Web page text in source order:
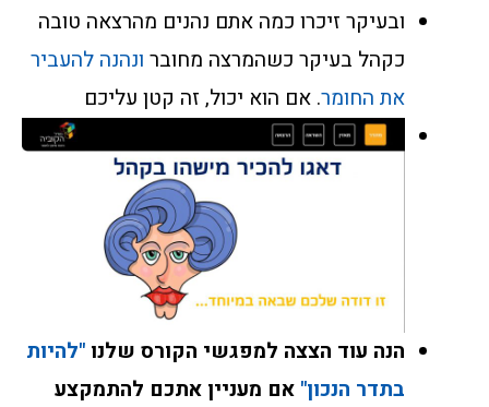
ובעיקר זיכרו כמה אתם נהנים מהרצאה טובה
כקהל בעיקר כשהמרצה מחובר ונהנה להעביר
את החומר. אם הוא יכול, זה קטן עליכם
הנה עוד הצצה למפגשי הקורס שלנו "להיות
בתדר הנכון" אם מעניין אתכם להתמקצע